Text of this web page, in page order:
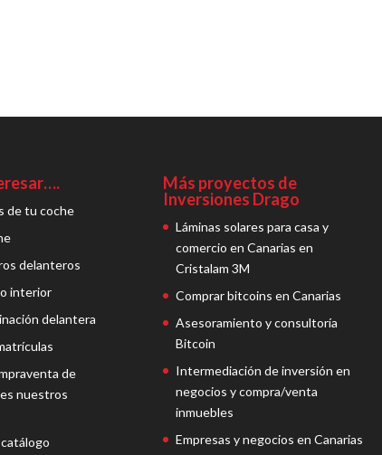
de tu coche
delanteros
interior
delantera
de
nuestros
Más proyectos de
Inversiones Drago
Láminas solares para casa y
comercio en Canarias en
Cristalam 3M
Comprar bitcoins en Canarias
Asesoramiento y consultoría
Bitcoin
Intermediación de inversión en
negocios y compra/venta
inmuebles
Empresas y negocios en Canarias